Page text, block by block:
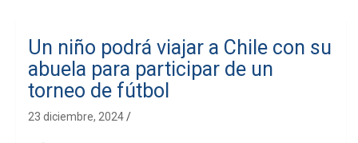
Un niño podrá viajar a Chile con su
abuela para participar de un
torneo de fútbol
23 diciembre, 2024